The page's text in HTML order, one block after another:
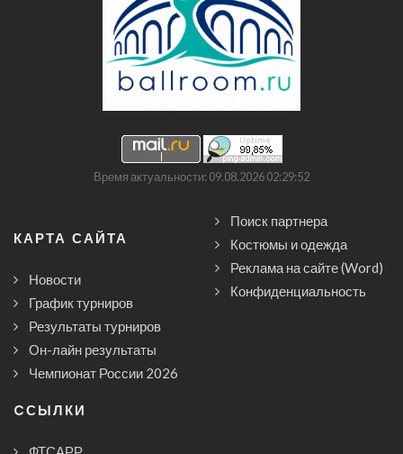
Время актуальности: 09.08.2026 02:29:52
КАРТА САЙТА
Новости
График турниров
Результаты турниров
Он-лайн результаты
Чемпионат России 2026
Поиск партнера
Костюмы и одежда
Реклама на сайте (Word)
Конфиденциальность
CСЫЛКИ